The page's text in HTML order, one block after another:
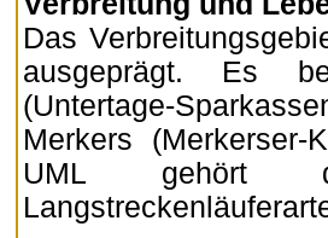
Das
ausgeprägt. Es
(Untertage-
Merkers
UML gehört